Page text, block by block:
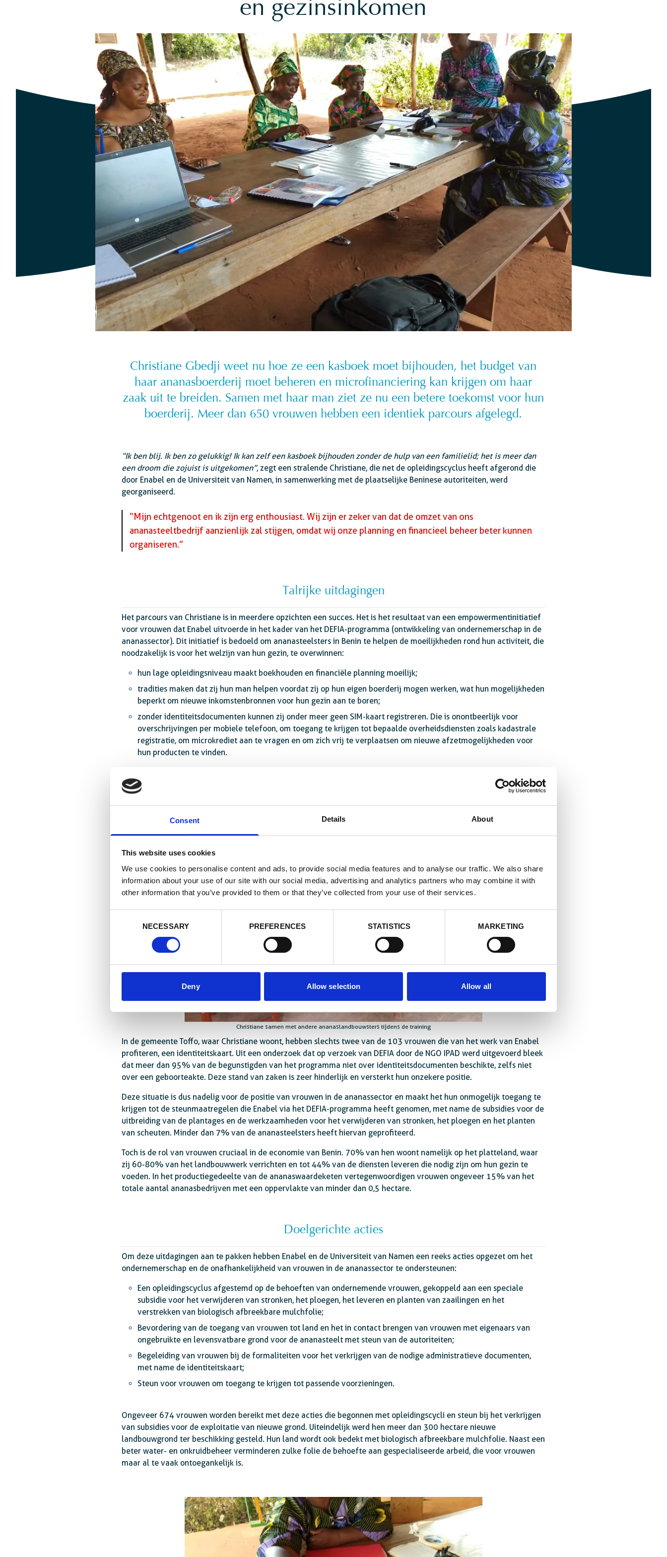
Consent Details About
This website uses cookies
We use cookies to personalise content and ads, to provide social media features and to analyse our traffic. We also share
information about your use of our site with our social media, advertising and analytics partners who may combine it with
other information that you’ve provided to them or that they’ve collected from your use of their services.
NECESSARY PREFERENCES STATISTICS MARKETING
Deny Allow selection Allow all
en gezinsinkomen
Christiane Gbedji weet nu hoe ze een kasboek moet bijhouden, het budget van
haar ananasboerderij moet beheren en microfinanciering kan krijgen om haar
zaak uit te breiden. Samen met haar man ziet ze nu een betere toekomst voor hun
boerderij. Meer dan 650 vrouwen hebben een identiek parcours afgelegd.
“Ik ben blij. Ik ben zo gelukkig! Ik kan zelf een kasboek bijhouden zonder de hulp van een familielid; het is meer dan
een droom die zojuist is uitgekomen”, zegt een stralende Christiane, die net de opleidingscyclus heeft afgerond die
door Enabel en de Universiteit van Namen, in samenwerking met de plaatselijke Beninese autoriteiten, werd
georganiseerd.
“Mijn echtgenoot en ik zijn erg enthousiast. Wij zijn er zeker van dat de omzet van ons
ananasteeltbedrijf aanzienlijk zal stijgen, omdat wij onze planning en financieel beheer beter kunnen
organiseren.”
Talrijke uitdagingen
Het parcours van Christiane is in meerdere opzichten een succes. Het is het resultaat van een empowermentinitiatief
voor vrouwen dat Enabel uitvoerde in het kader van het DEFIA-programma (ontwikkeling van ondernemerschap in de
ananassector). Dit initiatief is bedoeld om ananasteelsters in Benin te helpen de moeilijkheden rond hun activiteit, die
noodzakelijk is voor het welzijn van hun gezin, te overwinnen:
hun lage opleidingsniveau maakt boekhouden en financiële planning moeilijk;
tradities maken dat zij hun man helpen voordat zij op hun eigen boerderij mogen werken, wat hun mogelijkheden
beperkt om nieuwe inkomstenbronnen voor hun gezin aan te boren;
zonder identiteitsdocumenten kunnen zij onder meer geen SIM-kaart registreren. Die is onontbeerlijk voor
overschrijvingen per mobiele telefoon, om toegang te krijgen tot bepaalde overheidsdiensten zoals kadastrale
registratie, om microkrediet aan te vragen en om zich vrij te verplaatsen om nieuwe afzetmogelijkheden voor
hun producten te vinden.
Christiane samen met andere ananaslandbouwsters tijdens de training
In de gemeente Toffo, waar Christiane woont, hebben slechts twee van de 103 vrouwen die van het werk van Enabel
profiteren, een identiteitskaart. Uit een onderzoek dat op verzoek van DEFIA door de NGO IPAD werd uitgevoerd bleek
dat meer dan 95% van de begunstigden van het programma niet over identiteitsdocumenten beschikte, zelfs niet
over een geboorteakte. Deze stand van zaken is zeer hinderlijk en versterkt hun onzekere positie.
Deze situatie is dus nadelig voor de positie van vrouwen in de ananassector en maakt het hun onmogelijk toegang te
krijgen tot de steunmaatregelen die Enabel via het DEFIA-programma heeft genomen, met name de subsidies voor de
uitbreiding van de plantages en de werkzaamheden voor het verwijderen van stronken, het ploegen en het planten
van scheuten. Minder dan 7% van de ananasteelsters heeft hiervan geprofiteerd.
Toch is de rol van vrouwen cruciaal in de economie van Benin. 70% van hen woont namelijk op het platteland, waar
zij 60-80% van het landbouwwerk verrichten en tot 44% van de diensten leveren die nodig zijn om hun gezin te
voeden. In het productiegedeelte van de ananaswaardeketen vertegenwoordigen vrouwen ongeveer 15% van het
totale aantal ananasbedrijven met een oppervlakte van minder dan 0,5 hectare.
Doelgerichte acties
Om deze uitdagingen aan te pakken hebben Enabel en de Universiteit van Namen een reeks acties opgezet om het
ondernemerschap en de onafhankelijkheid van vrouwen in de ananassector te ondersteunen:
Een opleidingscyclus afgestemd op de behoeften van ondernemende vrouwen, gekoppeld aan een speciale
subsidie voor het verwijderen van stronken, het ploegen, het leveren en planten van zaailingen en het
verstrekken van biologisch afbreekbare mulchfolie;
Bevordering van de toegang van vrouwen tot land en het in contact brengen van vrouwen met eigenaars van
ongebruikte en levensvatbare grond voor de ananasteelt met steun van de autoriteiten;
Begeleiding van vrouwen bij de formaliteiten voor het verkrijgen van de nodige administratieve documenten,
met name de identiteitskaart;
Steun voor vrouwen om toegang te krijgen tot passende voorzieningen.
Ongeveer 674 vrouwen worden bereikt met deze acties die begonnen met opleidingscycli en steun bij het verkrijgen
van subsidies voor de exploitatie van nieuwe grond. Uiteindelijk werd hen meer dan 300 hectare nieuwe
landbouwgrond ter beschikking gesteld. Hun land wordt ook bedekt met biologisch afbreekbare mulchfolie. Naast een
beter water- en onkruidbeheer verminderen zulke folie de behoefte aan gespecialiseerde arbeid, die voor vrouwen
maar al te vaak ontoegankelijk is.